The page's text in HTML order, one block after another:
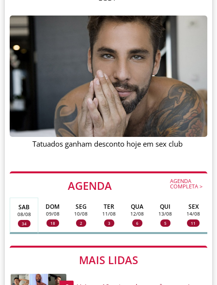
AGENDA AGENDA
COMPLETA >
SAB
08/08
34
DOM
09/08
18
SEG
10/08
2
TER
11/08
3
QUA
12/08
6
QUI
13/08
5
SEX
14/08
11
MAIS LIDAS
Tatuados ganham desconto hoje em sex club